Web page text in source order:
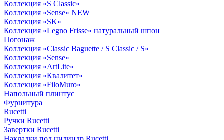
Коллекция «S Classic»
Коллекция «Sense» NEW
Коллекция «SK»
Коллекция «Legno Frisse» натуральный шпон
Погонаж
Коллекция «Classic Baguette / S Classic / S»
Коллекция «Sense»
Коллекция «ArtLite»
Коллекция «Квалитет»
Коллекция «FiloMuro»
Напольный плинтус
Фурнитура
Rucetti
Ручки Rucetti
Завертки Rucetti